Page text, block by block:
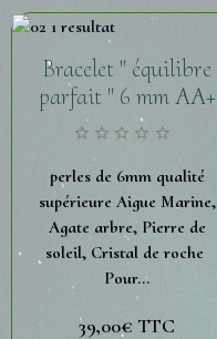
Bracelet " équilibre
parfait " 6 mm AA+
perles de 6mm qualité
supérieure Aigue Marine,
Agate arbre, Pierre de
soleil, Cristal de roche
Pour...
39,00€ TTC